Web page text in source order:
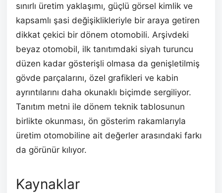
sınırlı üretim yaklaşımı, güçlü görsel kimlik ve
kapsamlı şasi değişiklikleriyle bir araya getiren
dikkat çekici bir dönem otomobili. Arşivdeki
beyaz otomobil, ilk tanıtımdaki siyah turuncu
düzen kadar gösterişli olmasa da genişletilmiş
gövde parçalarını, özel grafikleri ve kabin
ayrıntılarını daha okunaklı biçimde sergiliyor.
Tanıtım metni ile dönem teknik tablosunun
birlikte okunması, ön gösterim rakamlarıyla
üretim otomobiline ait değerler arasındaki farkı
da görünür kılıyor.
Kaynaklar